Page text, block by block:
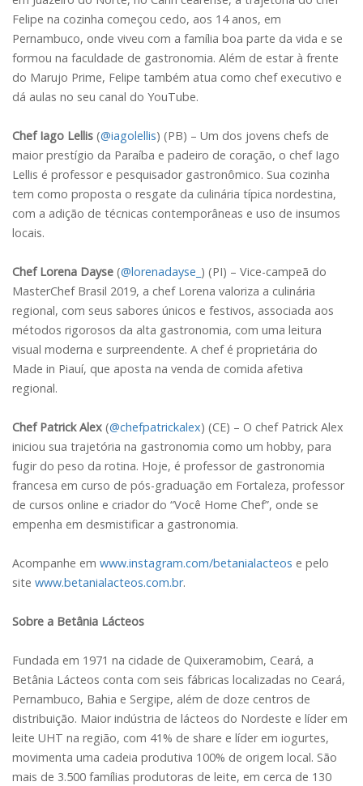
Felipe na cozinha começou cedo, aos 14 anos, em
Pernambuco, onde viveu com a família boa parte da vida e se
formou na faculdade de gastronomia. Além de estar à frente
do Marujo Prime, Felipe também atua como chef executivo e
dá aulas no seu canal do YouTube.
Chef Iago Lellis (@iagolellis) (PB) – Um dos jovens chefs de
maior prestígio da Paraíba e padeiro de coração, o chef Iago
Lellis é professor e pesquisador gastronômico. Sua cozinha
tem como proposta o resgate da culinária típica nordestina,
com a adição de técnicas contemporâneas e uso de insumos
locais.
Chef Lorena Dayse (@lorenadayse_ ) (PI) – Vice-campeã do
MasterChef Brasil 2019, a chef Lorena valoriza a culinária
regional, com seus sabores únicos e festivos, associada aos
métodos rigorosos da alta gastronomia, com uma leitura
visual moderna e surpreendente. A chef é proprietária do
Made in Piauí, que aposta na venda de comida afetiva
regional.
Chef Patrick Alex (@chefpatrickalex) (CE) – O chef Patrick Alex
iniciou sua trajetória na gastronomia como um hobby, para
fugir do peso da rotina. Hoje, é professor de gastronomia
francesa em curso de pós-graduação em Fortaleza, professor
de cursos online e criador do “Você Home Chef”, onde se
empenha em desmistificar a gastronomia.
Acompanhe em www.instagram.com/betanialacteos e pelo
site www.betanialacteos.com.br.
Sobre a Betânia Lácteos
Fundada em 1971 na cidade de Quixeramobim, Ceará, a
Betânia Lácteos conta com seis fábricas localizadas no Ceará,
Pernambuco, Bahia e Sergipe, além de doze centros de
distribuição. Maior indústria de lácteos do Nordeste e líder em
leite UHT na região, com 41% de share e líder em iogurtes,
movimenta uma cadeia produtiva 100% de origem local. São
mais de 3.500 famílias produtoras de leite, em cerca de 130